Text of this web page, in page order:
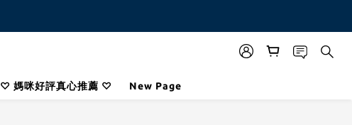
♡ 媽咪好評真心推薦 ♡ New Page